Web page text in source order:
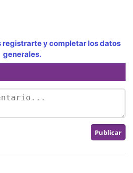
registrarte y completar los datos
generales.